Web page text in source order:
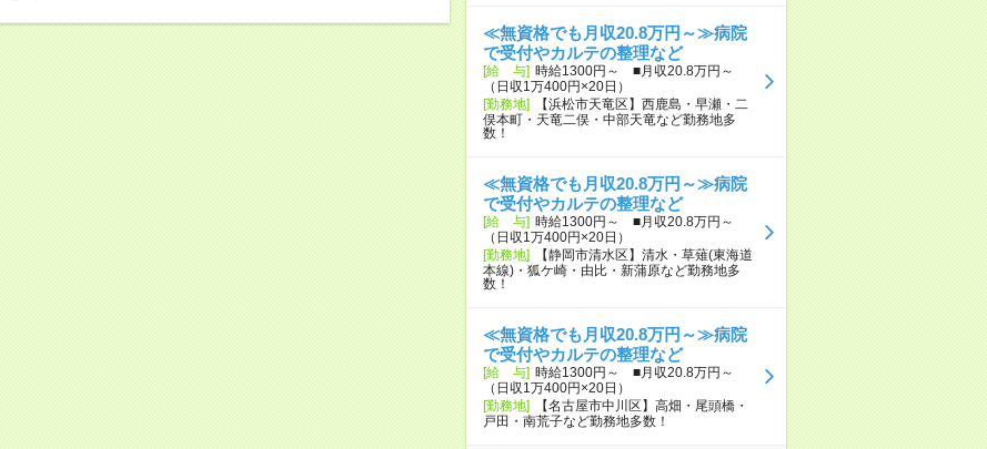
≪無資格でも月収20.8万円～≫病院
で受付やカルテの整理など
[給 与] 時給1300円～ ■月収20.8万円～
（日収1万400円×20日）
[勤務地]
【浜松市天竜区】西鹿島・早瀬・二
俣本町・天竜二俣・中部天竜など勤務地多
数！
≪無資格でも月収20.8万円～≫病院
で受付やカルテの整理など
[給 与] 時給1300円～ ■月収20.8万円～
（日収1万400円×20日）
[勤務地]
【静岡市清水区】清水・草薙(東海道
本線)・狐ケ崎・由比・新蒲原など勤務地多
数！
≪無資格でも月収20.8万円～≫病院
で受付やカルテの整理など
[給 与] 時給1300円～ ■月収20.8万円～
（日収1万400円×20日）
[勤務地]
【名古屋市中川区】高畑・尾頭橋・
戸田・南荒子など勤務地多数！